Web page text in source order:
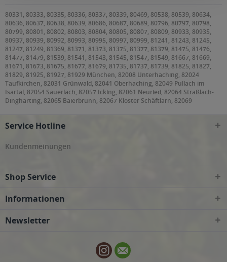
80331, 80333, 80335, 80336, 80337, 80339, 80469, 80538, 80539, 80634,
80636, 80637, 80638, 80639, 80686, 80687, 80689, 80796, 80797, 80798,
80799, 80801, 80802, 80803, 80804, 80805, 80807, 80809, 80933, 80935,
80937, 80939, 80992, 80993, 80995, 80997, 80999, 81241, 81243, 81245,
81247, 81249, 81369, 81371, 81373, 81375, 81377, 81379, 81475, 81476,
81477, 81479, 81539, 81541, 81543, 81545, 81547, 81549, 81667, 81669,
81671, 81673, 81675, 81677, 81679, 81735, 81737, 81739, 81825, 81827,
81829, 81925, 81927, 81929 München, 82008 Unterhaching, 82024
Taufkirchen, 82031 Grünwald, 82041 Oberhaching, 82049 Pullach im
Isartal, 82054 Sauerlach, 82057 Icking, 82061 Neuried, 82064 Straßlach-
Dingharting, 82065 Baierbrunn, 82067 Kloster Schäftlarn, 82069
82205 Gilching, 82234 Weßling, 82319 Starnberg, 82327 Tutzing, 82335
82377 Penzberg, 82515 Wolfratshausen, 82538 Geretsried, 82541
Münsing, 82544 Egling, 82547 Eurasburg, 82549 Königsdorf, 83022, 83024,
Tuntenhausen, 83109 Großkarolinenfeld, 83550 Emmering, 83553
Vogtareuth, 83607 Holzkirchen, 83620 Feldkirchen-Westerham, 83623
Dietramszell, 83624 Otterfing, 83626 Valley, 83627 Warngau, 83629
am Tegernsee, 83714 Miesbach, 83737 Irschenberg, 85221 Dachau, 85232
Erding, 85445 Oberding, 85452 Moosinning, 85457 Wörth, 85464 Finsing,
85467 Neuching, 85521 Ottobrunn, 85540 Haar, 85551 Kirchheim bei
Service Hotline
Kundenmeinungen
Shop Service
Informationen
Newsletter